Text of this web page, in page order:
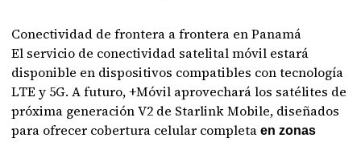
Conectividad de frontera a frontera en Panamá
El servicio de conectividad satelital móvil estará
disponible en dispositivos compatibles con tecnología
LTE y 5G. A futuro, +Móvil aprovechará los satélites de
próxima generación V2 de Starlink Mobile, diseñados
para ofrecer cobertura celular completa en zonas